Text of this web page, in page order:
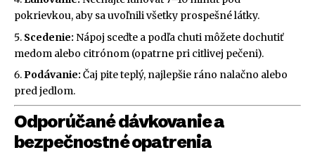
pokrievkou, aby sa uvoľnili všetky prospešné látky.
Scedenie: Nápoj sceďte a podľa chuti môžete dochutiť
medom alebo citrónom (opatrne pri citlivej pečeni).
Podávanie: Čaj pite teplý, najlepšie ráno nalačno alebo
pred jedlom.
Odporúčané dávkovanie a
bezpečnostné opatrenia